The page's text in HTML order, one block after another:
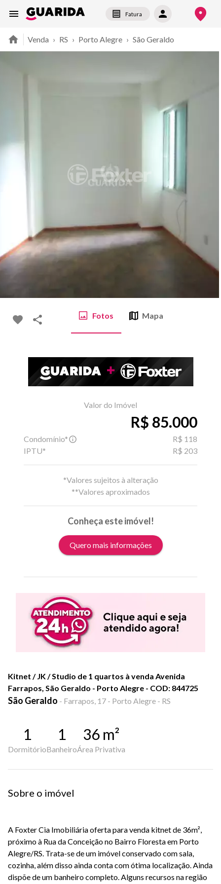
Fatura
Venda › RS › Porto Alegre › São Geraldo
Fotos Mapa
Valor do Imóvel
R$ 85.000
Condomínio*
R$ 118
IPTU*
R$ 203
*Valores sujeitos à alteração
**Valores aproximados
Conheça este imóvel!
Quero mais informações
Kitnet / JK / Studio de 1 quartos à venda Avenida
Farrapos, São Geraldo - Porto Alegre - COD: 844725
São Geraldo - Farrapos, 17 - Porto Alegre - RS
1
Dormitório
1
Banheiro
36 m²
Área Privativa
Sobre o imóvel
A Foxter Cia Imobiliária oferta para venda kitnet de 36m²,
próximo à Rua da Conceição no Bairro Floresta em Porto
Alegre/RS. Trata-se de um imóvel conservado com sala,
cozinha, além disso ainda conta com ótima localização. Ainda
dispõe de um banheiro completo. Alguns recursos na região